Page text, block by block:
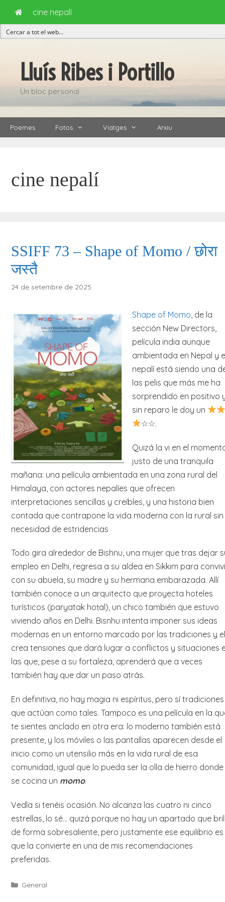
Lluís Ribes i Portillo
Un bloc personal
Poemes Fotos Viatges Arxiu
cine nepalí
SSIFF 73 – Shape of Momo / छोरा
जस्तै
24 de setembre de 2025
Shape of Momo , de la
sección New Directors,
película india aunque
ambientada en Nepal y
nepalí está siendo una
las pelis que más me ha
sorprendido en positivo
sin reparo le doy un
☆☆.
Quizá la vi en el
justo de una tranquila
mañana: una película ambientada en una zona rural del
Himalaya, con actores nepalíes que ofrecen
interpretaciones sencillas y creíbles, y una historia bien
contada que contrapone la vida moderna con la rural sin
necesidad de estridencias
Todo gira alrededor de Bishnu, una mujer que tras dejar
empleo en Delhi, regresa a su aldea en Sikkim para
con su abuela, su madre y su hermana embarazada. Allí
también conoce a un arquitecto que proyecta hoteles
turísticos (paryatak hoṭal), un chico también que estuvo
viviendo años en Delhi. Bisnhu intenta imponer sus ideas
modernas en un entorno marcado por las tradiciones y
crea tensiones que dará lugar a conflictos y situaciones
las que, pese a su fortaleza, aprenderá que a veces
también hay que dar un paso atrás.
En definitiva, no hay magia ni espíritus, pero sí tradiciones
que actúan como tales. Tampoco es una película en la
te sientes anclado en otra era: lo moderno también está
presente, y los móviles o las pantallas aparecen desde el
inicio como un utensilio más en la vida rural de esa
comunidad, igual que lo pueda ser la olla de hierro donde
se cocina un momo.
Vedla si tenéis ocasión. No alcanza las cuatro ni cinco
estrellas, lo sé… quizá porque no hay un apartado que
de forma sobresaliente, pero justamente ese equilibrio es
que la convierte en una de mis recomendaciones
preferidas.
Categories
General
cine nepalí